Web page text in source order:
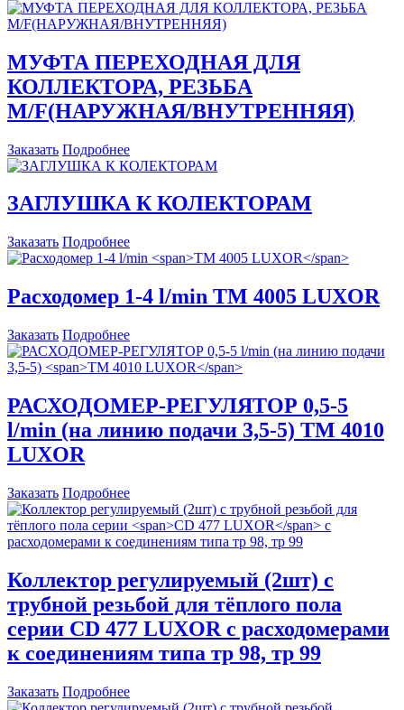
МУФТА ПЕРЕХОДНАЯ ДЛЯ
КОЛЛЕКТОРА, РЕЗЬБА
M/F(НАРУЖНАЯ/ВНУТРЕННЯЯ)
Заказать Подробнее
ЗАГЛУШКА К КОЛЕКТОРАМ
Заказать Подробнее
Расходомер 1-4 l/min ТМ 4005 LUXOR
Заказать Подробнее
РАСХОДОМЕР-РЕГУЛЯТОР 0,5-5
l/min (на линию подачи 3,5-5) ТМ 4010
LUXOR
Заказать Подробнее
Коллектор регулируемый (2шт) с
трубной резьбой для тёплого пола
серии CD 477 LUXOR с расходомерами
к соединениям типа тр 98, тр 99
Заказать Подробнее